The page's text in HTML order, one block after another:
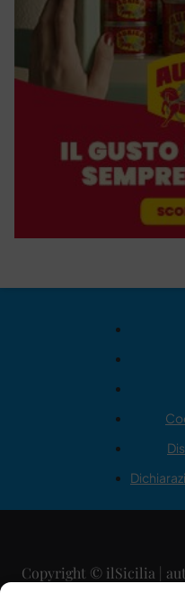
Copyright © ilSicilia |